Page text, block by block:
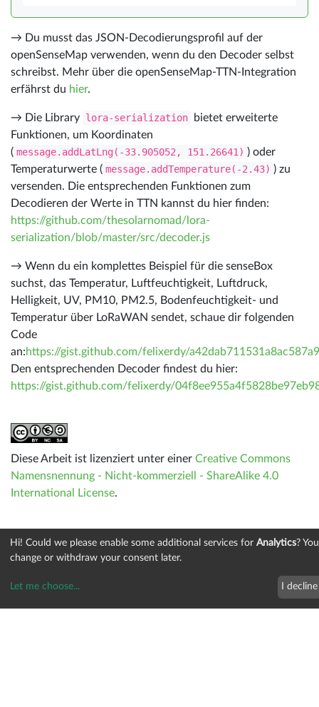
→ Du musst das JSON-Decodierungsprofil auf der
openSenseMap verwenden, wenn du den Decoder selbst
schreibst. Mehr über die openSenseMap-TTN-Integration
erfährst du hier.
→ Die Library lora-serialization
bietet erweiterte
Funktionen, um Koordinaten
( message.addLatLng(-33.905052, 151.26641) ) oder
Temperaturwerte ( message.addTemperature(-2.43) ) zu
versenden. Die entsprechenden Funktionen zum
Decodieren der Werte in TTN kannst du hier finden:
https://github.com/thesolarnomad/lora-
serialization/blob/master/src/decoder.js
→ Wenn du ein komplettes Beispiel für die senseBox
suchst, das Temperatur, Luftfeuchtigkeit, Luftdruck,
Helligkeit, UV, PM10, PM2.5, Bodenfeuchtigkeit- und
Temperatur über LoRaWAN sendet, schaue dir folgenden
Code
an:https://gist.github.com/felixerdy/
Den entsprechenden Decoder findest du hier:
https://gist.github.com/felixerdy/
Diese Arbeit ist lizenziert unter einer Creative Commons
Namensnennung - Nicht-kommerziell - ShareAlike 4.0
International License.
Hi! Could we please enable some additional services for Analytics?
change or withdraw your consent later.
Let me choose... I decline